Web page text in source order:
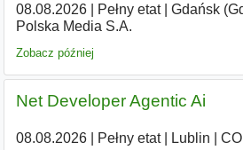
08.08.2026| Pełny etat| Gdańsk
Polska Media S.A.
Zobacz później
Net Developer Agentic Ai
08.08.2026| Pełny etat| Lublin